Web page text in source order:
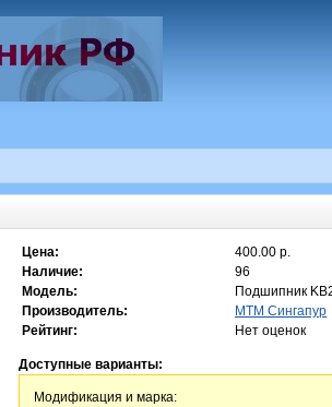
Цена:
400.00 р.
Наличие:
96
Модель:
Подшипник
Производитель:
MTM Сингапур
Рейтинг:
Нет оценок
Доступные варианты:
Модификация и марка: